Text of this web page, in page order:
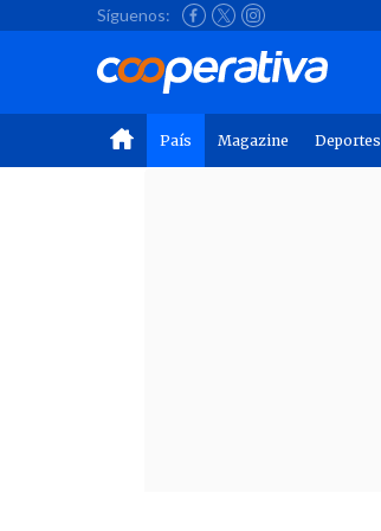
Síguenos:
País Magazine Deportes